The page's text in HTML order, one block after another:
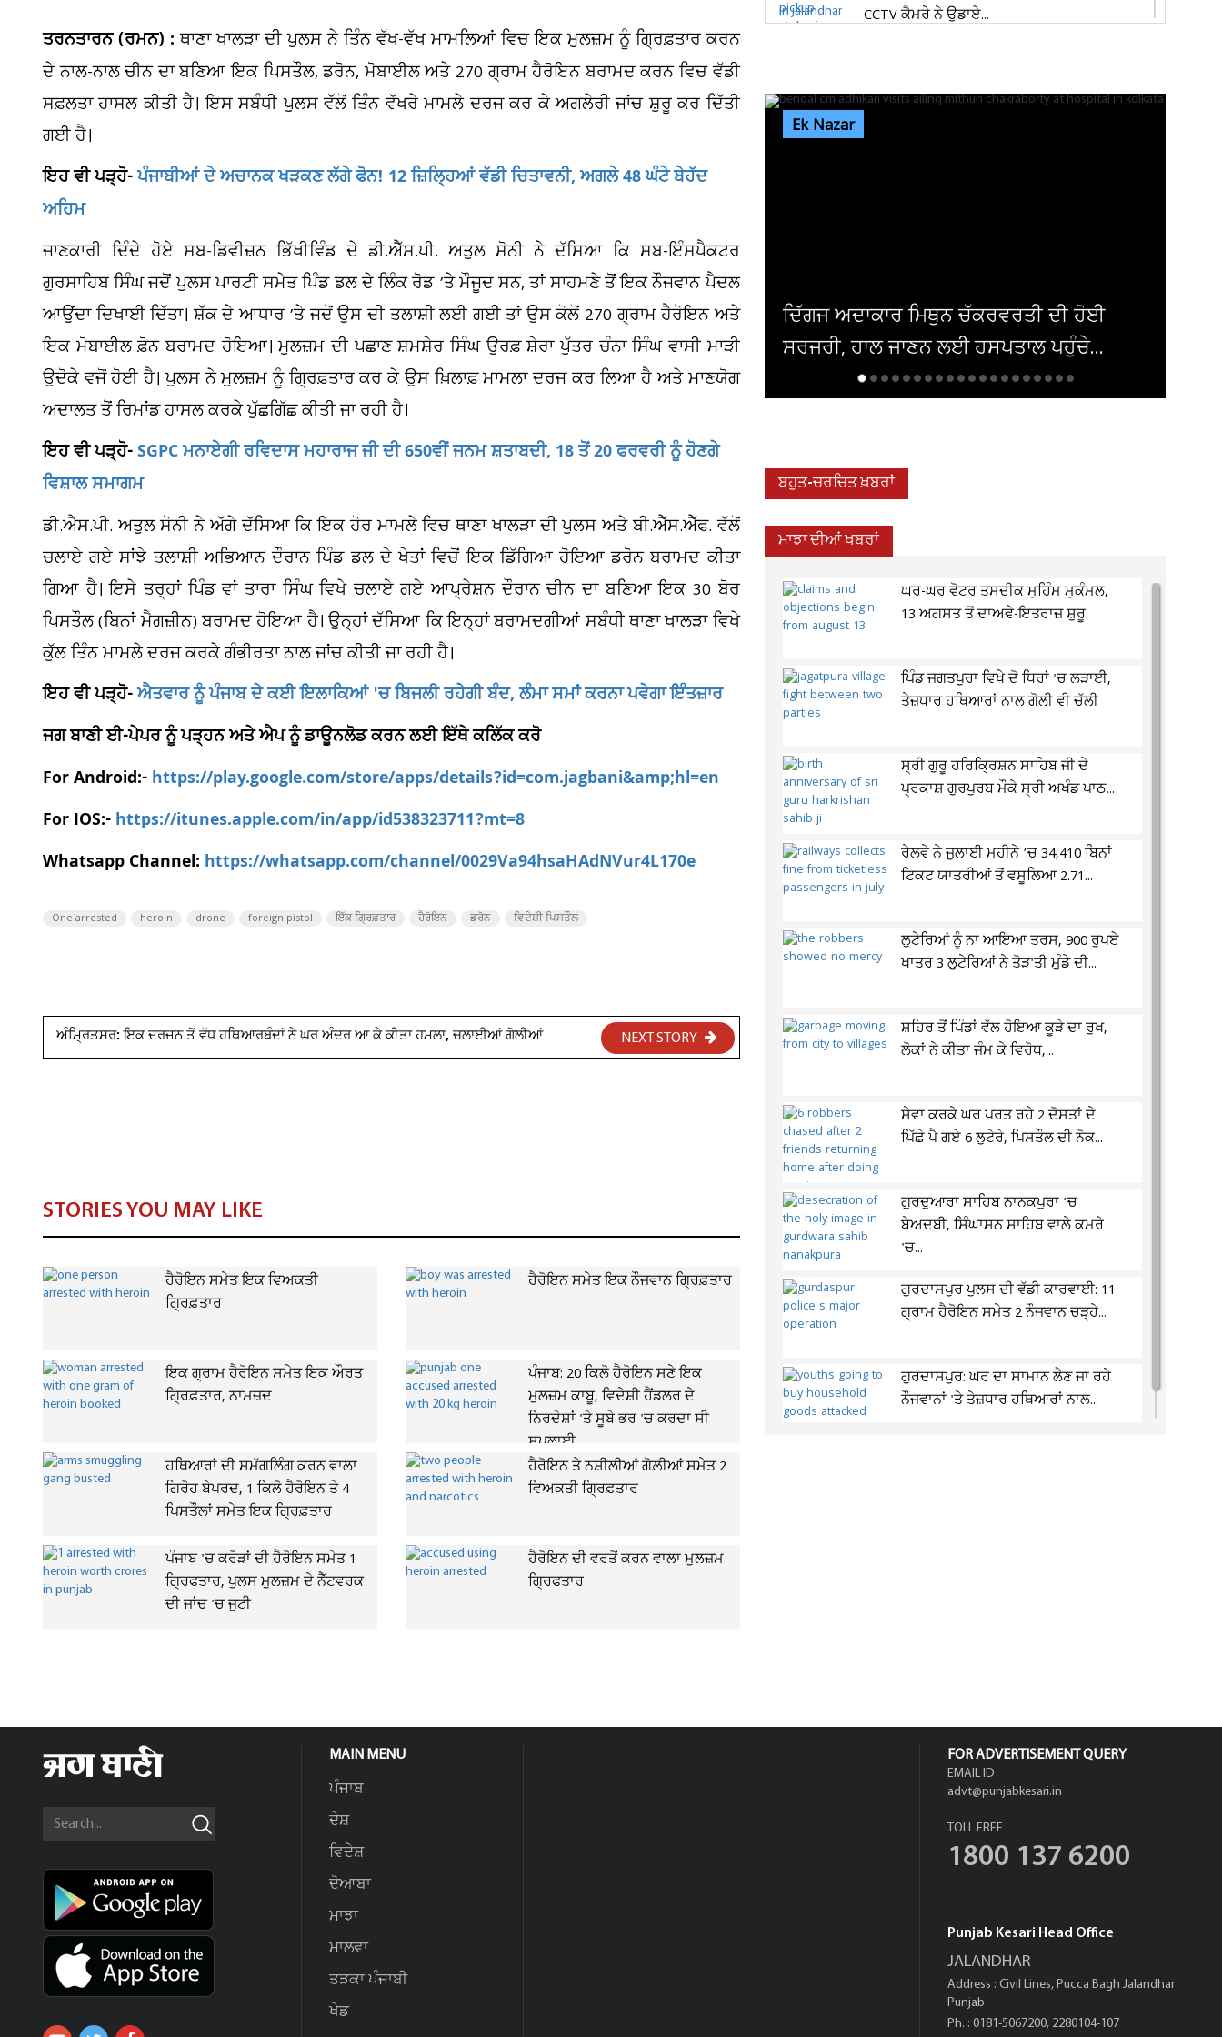
ਤਰਨਤਾਰਨ (ਰਮਨ) :ਥਾਣਾ ਖਾਲੜਾ ਦੀ ਪੁਲਸ ਨੇ ਤਿੰਨ ਵੱਖ-ਵੱਖ ਮਾਮਲਿਆਂ ਵਿਚ ਇਕ ਮੁਲਜ਼ਮ ਨੂੰ ਗ੍ਰਿਫ਼ਤਾਰ ਕਰਨ
ਦੇ ਨਾਲ-ਨਾਲ ਚੀਨ ਦਾ ਬਣਿਆ ਇਕ ਪਿਸਤੌਲ, ਡਰੋਨ, ਮੋਬਾਈਲ ਅਤੇ 270 ਗ੍ਰਾਮ ਹੈਰੋਇਨ ਬਰਾਮਦ ਕਰਨ ਵਿਚ ਵੱਡੀ
ਸਫ਼ਲਤਾ ਹਾਸਲ ਕੀਤੀ ਹੈ। ਇਸ ਸਬੰਧੀ ਪੁਲਸ ਵੱਲੋਂ ਤਿੰਨ ਵੱਖਰੇ ਮਾਮਲੇ ਦਰਜ ਕਰ ਕੇ ਅਗਲੇਰੀ ਜਾਂਚ ਸ਼ੁਰੂ ਕਰ ਦਿੱਤੀ
ਗਈ ਹੈ।
ਇਹ ਵੀ ਪੜ੍ਹੋ-ਪੰਜਾਬੀਆਂ ਦੇ ਅਚਾਨਕ ਖੜਕਣ ਲੱਗੇ ਫੋਨ! 12 ਜ਼ਿਲ੍ਹਿਆਂ ਵੱਡੀ ਚਿਤਾਵਨੀ, ਅਗਲੇ 48 ਘੰਟੇ ਬੇਹੱਦ
ਅਹਿਮ
ਜਾਣਕਾਰੀ ਦਿੰਦੇ ਹੋਏ ਸਬ-ਡਿਵੀਜ਼ਨ ਭਿੱਖੀਵਿੰਡ ਦੇ ਡੀ.ਐੱਸ.ਪੀ. ਅਤੁਲ ਸੋਨੀ ਨੇ ਦੱਸਿਆ ਕਿ ਸਬ-ਇੰਸਪੈਕਟਰ
ਗੁਰਸਾਹਿਬ ਸਿੰਘ ਜਦੋਂ ਪੁਲਸ ਪਾਰਟੀ ਸਮੇਤ ਪਿੰਡ ਡਲ ਦੇ ਲਿੰਕ ਰੋਡ ’ਤੇ ਮੌਜੂਦ ਸਨ, ਤਾਂ ਸਾਹਮਣੇ ਤੋਂ ਇਕ ਨੌਜਵਾਨ ਪੈਦਲ
ਆਉਂਦਾ ਦਿਖਾਈ ਦਿੱਤਾ। ਸ਼ੱਕ ਦੇ ਆਧਾਰ ’ਤੇ ਜਦੋਂ ਉਸ ਦੀ ਤਲਾਸ਼ੀ ਲਈ ਗਈ ਤਾਂ ਉਸ ਕੋਲੋਂ 270 ਗ੍ਰਾਮ ਹੈਰੋਇਨ ਅਤੇ
ਇਕ ਮੋਬਾਈਲ ਫ਼ੋਨ ਬਰਾਮਦ ਹੋਇਆ। ਮੁਲਜ਼ਮ ਦੀ ਪਛਾਣ ਸ਼ਮਸ਼ੇਰ ਸਿੰਘ ਉਰਫ਼ ਸ਼ੇਰਾ ਪੁੱਤਰ ਚੰਨਾ ਸਿੰਘ ਵਾਸੀ ਮਾੜੀ
ਉਦੋਕੇ ਵਜੋਂ ਹੋਈ ਹੈ। ਪੁਲਸ ਨੇ ਮੁਲਜ਼ਮ ਨੂੰ ਗ੍ਰਿਫ਼ਤਾਰ ਕਰ ਕੇ ਉਸ ਖ਼ਿਲਾਫ਼ ਮਾਮਲਾ ਦਰਜ ਕਰ ਲਿਆ ਹੈ ਅਤੇ ਮਾਣਯੋਗ
ਅਦਾਲਤ ਤੋਂ ਰਿਮਾਂਡ ਹਾਸਲ ਕਰਕੇ ਪੁੱਛਗਿੱਛ ਕੀਤੀ ਜਾ ਰਹੀ ਹੈ।
ਇਹ ਵੀ ਪੜ੍ਹੋ-SGPC ਮਨਾਏਗੀ ਰਵਿਦਾਸ ਮਹਾਰਾਜ ਜੀ ਦੀ 650ਵੀਂ ਜਨਮ ਸ਼ਤਾਬਦੀ, 18 ਤੋਂ 20 ਫਰਵਰੀ ਨੂੰ ਹੋਣਗੇ
ਵਿਸ਼ਾਲ ਸਮਾਗਮ
ਡੀ.ਐਸ.ਪੀ. ਅਤੁਲ ਸੋਨੀ ਨੇ ਅੱਗੇ ਦੱਸਿਆ ਕਿ ਇਕ ਹੋਰ ਮਾਮਲੇ ਵਿਚ ਥਾਣਾ ਖਾਲੜਾ ਦੀ ਪੁਲਸ ਅਤੇ ਬੀ.ਐੱਸ.ਐੱਫ. ਵੱਲੋਂ
ਚਲਾਏ ਗਏ ਸਾਂਝੇ ਤਲਾਸ਼ੀ ਅਭਿਆਨ ਦੌਰਾਨ ਪਿੰਡ ਡਲ ਦੇ ਖੇਤਾਂ ਵਿਚੋਂ ਇਕ ਡਿੱਗਿਆ ਹੋਇਆ ਡਰੋਨ ਬਰਾਮਦ ਕੀਤਾ
ਗਿਆ ਹੈ। ਇਸੇ ਤਰ੍ਹਾਂ ਪਿੰਡ ਵਾਂ ਤਾਰਾ ਸਿੰਘ ਵਿਖੇ ਚਲਾਏ ਗਏ ਆਪ੍ਰੇਸ਼ਨ ਦੌਰਾਨ ਚੀਨ ਦਾ ਬਣਿਆ ਇਕ 30 ਬੋਰ
ਪਿਸਤੌਲ (ਬਿਨਾਂ ਮੈਗਜ਼ੀਨ) ਬਰਾਮਦ ਹੋਇਆ ਹੈ। ਉਨ੍ਹਾਂ ਦੱਸਿਆ ਕਿ ਇਨ੍ਹਾਂ ਬਰਾਮਦਗੀਆਂ ਸਬੰਧੀ ਥਾਣਾ ਖਾਲੜਾ ਵਿਖੇ
ਕੁੱਲ ਤਿੰਨ ਮਾਮਲੇ ਦਰਜ ਕਰਕੇ ਗੰਭੀਰਤਾ ਨਾਲ ਜਾਂਚ ਕੀਤੀ ਜਾ ਰਹੀ ਹੈ।
ਇਹ ਵੀ ਪੜ੍ਹੋ-ਐਤਵਾਰ ਨੂੰ ਪੰਜਾਬ ਦੇ ਕਈ ਇਲਾਕਿਆਂ 'ਚ ਬਿਜਲੀ ਰਹੇਗੀ ਬੰਦ, ਲੰਮਾ ਸਮਾਂ ਕਰਨਾ ਪਵੇਗਾ ਇੰਤਜ਼ਾਰ
ਜਗ ਬਾਣੀ ਈ-ਪੇਪਰ ਨੂੰ ਪੜ੍ਹਨ ਅਤੇ ਐਪ ਨੂੰ ਡਾਊਨਲੋਡ ਕਰਨ ਲਈ ਇੱਥੇ ਕਲਿੱਕ ਕਰੋ
For Android:-https://play.google.com/store/apps/details?id=com.jagbani&amp;hl=en
For IOS:-https://itunes.apple.com/in/app/id538323711?mt=8
Whatsapp Channel: https://whatsapp.com/channel/0029Va94hsaHAdNVur4L170e
One arrested heroin drone foreign pistol ਇੱਕ ਗ੍ਰਿਫ਼ਤਾਰ ਹੈਰੋਇਨ ਡਰੋਨ ਵਿਦੇਸ਼ੀ ਪਿਸਤੌਲ
ਅੰਮ੍ਰਿਤਸਰ: ਇਕ ਦਰਜਨ ਤੋਂ ਵੱਧ ਹਥਿਆਰਬੰਦਾਂ ਨੇ ਘਰ ਅੰਦਰ ਆ ਕੇ ਕੀਤਾ ਹਮਲਾ, ਚਲਾਈਆਂ ਗੋਲੀਆਂ NEXT STORY
STORIES YOU MAY LIKE
ਹੈਰੋਇਨ ਸਮੇਤ ਇਕ ਵਿਅਕਤੀ
ਗ੍ਰਿਫ਼ਤਾਰ
ਹੈਰੋਇਨ ਸਮੇਤ ਇਕ ਨੌਜਵਾਨ ਗ੍ਰਿਫ਼ਤਾਰ
ਇਕ ਗ੍ਰਾਮ ਹੈਰੋਇਨ ਸਮੇਤ ਇਕ ਔਰਤ
ਗ੍ਰਿਫ਼ਤਾਰ, ਨਾਮਜ਼ਦ
ਪੰਜਾਬ: 20 ਕਿਲੋ ਹੈਰੋਇਨ ਸਣੇ ਇਕ
ਮੁਲਜ਼ਮ ਕਾਬੂ, ਵਿਦੇਸ਼ੀ ਹੈਂਡਲਰ ਦੇ
ਨਿਰਦੇਸ਼ਾਂ 'ਤੇ ਸੂਬੇ ਭਰ 'ਚ ਕਰਦਾ ਸੀ
ਸਪਲਾਈ
ਹਥਿਆਰਾਂ ਦੀ ਸਮੱਗਲਿੰਗ ਕਰਨ ਵਾਲਾ
ਗਿਰੋਹ ਬੇਪਰਦ, 1 ਕਿਲੋ ਹੈਰੋਇਨ ਤੇ 4
ਪਿਸਤੌਲਾਂ ਸਮੇਤ ਇਕ ਗ੍ਰਿਫ਼ਤਾਰ
ਹੈਰੋਇਨ ਤੇ ਨਸ਼ੀਲੀਆਂ ਗੋਲ਼ੀਆਂ ਸਮੇਤ 2
ਵਿਅਕਤੀ ਗ੍ਰਿਫ਼ਤਾਰ
ਪੰਜਾਬ 'ਚ ਕਰੋੜਾਂ ਦੀ ਹੈਰੋਇਨ ਸਮੇਤ 1
ਗ੍ਰਿਫਤਾਰ, ਪੁਲਸ ਮੁਲਜ਼ਮ ਦੇ ਨੈੱਟਵਰਕ
ਦੀ ਜਾਂਚ 'ਚ ਜੁਟੀ
ਹੈਰੋਇਨ ਦੀ ਵਰਤੋਂ ਕਰਨ ਵਾਲਾ ਮੁਲਜ਼ਮ
ਗ੍ਰਿਫਤਾਰ
CCTV ਕੈਮਰੇ ਨੇ ਉਡਾਏ...
Ek Nazar
ਦਿੱਗਜ ਅਦਾਕਾਰ ਮਿਥੁਨ ਚੱਕਰਵਰਤੀ ਦੀ ਹੋਈ
ਸਰਜਰੀ, ਹਾਲ ਜਾਣਨ ਲਈ ਹਸਪਤਾਲ ਪਹੁੰਚੇ...
ਦਮਿਸ਼ਕ 'ਚ ਬੰਬ ਧਮਾਕਾ, 14 ਲੋਕ ਜ਼ਖਮੀ
ਬਹੁਤ-ਚਰਚਿਤ ਖ਼ਬਰਾਂ
ਮਾਝਾ ਦੀਆਂ ਖਬਰਾਂ
ਘਰ-ਘਰ ਵੋਟਰ ਤਸਦੀਕ ਮੁਹਿੰਮ ਮੁਕੰਮਲ,
13 ਅਗਸਤ ਤੋਂ ਦਾਅਵੇ-ਇਤਰਾਜ਼ ਸ਼ੁਰੂ
ਪਿੰਡ ਜਗਤਪੁਰਾ ਵਿਖੇ ਦੋ ਧਿਰਾਂ 'ਚ ਲੜਾਈ,
ਤੇਜ਼ਧਾਰ ਹਥਿਆਰਾਂ ਨਾਲ ਗੋਲੀ ਵੀ ਚੱਲੀ
ਸ੍ਰੀ ਗੁਰੂ ਹਰਿਕ੍ਰਿਸ਼ਨ ਸਾਹਿਬ ਜੀ ਦੇ
ਪ੍ਰਕਾਸ਼ ਗੁਰਪੁਰਬ ਮੌਕੇ ਸ੍ਰੀ ਅਖੰਡ ਪਾਠ...
ਰੇਲਵੇ ਨੇ ਜੁਲਾਈ ਮਹੀਨੇ ’ਚ 34,410 ਬਿਨਾਂ
ਟਿਕਟ ਯਾਤਰੀਆਂ ਤੋਂ ਵਸੂਲਿਆ 2.71...
ਲੁਟੇਰਿਆਂ ਨੂੰ ਨਾ ਆਇਆ ਤਰਸ, 900 ਰੁਪਏ
ਖਾਤਰ 3 ਲੁਟੇਰਿਆਂ ਨੇ ਤੋੜ'ਤੀ ਮੁੰਡੇ ਦੀ...
ਸ਼ਹਿਰ ਤੋਂ ਪਿੰਡਾਂ ਵੱਲ ਹੋਇਆ ਕੂੜੇ ਦਾ ਰੁਖ,
ਲੋਕਾਂ ਨੇ ਕੀਤਾ ਜੰਮ ਕੇ ਵਿਰੋਧ,...
ਸੇਵਾ ਕਰਕੇ ਘਰ ਪਰਤ ਰਹੇ 2 ਦੋਸਤਾਂ ਦੇ
ਪਿੱਛੇ ਪੈ ਗਏ 6 ਲੁਟੇਰੇ, ਪਿਸਤੌਲ ਦੀ ਨੋਕ...
ਗੁਰਦੁਆਰਾ ਸਾਹਿਬ ਨਾਨਕਪੁਰਾ ’ਚ
ਬੇਅਦਬੀ, ਸਿੰਘਾਸਨ ਸਾਹਿਬ ਵਾਲੇ ਕਮਰੇ
'ਚ...
ਗੁਰਦਾਸਪੁਰ ਪੁਲਸ ਦੀ ਵੱਡੀ ਕਾਰਵਾਈ: 11
ਗ੍ਰਾਮ ਹੈਰੋਇਨ ਸਮੇਤ 2 ਨੌਜਵਾਨ ਚੜ੍ਹੇ...
ਗੁਰਦਾਸਪੁਰ: ਘਰ ਦਾ ਸਾਮਾਨ ਲੈਣ ਜਾ ਰਹੇ
ਨੌਜਵਾਨਾਂ 'ਤੇ ਤੇਜ਼ਧਾਰ ਹਥਿਆਰਾਂ ਨਾਲ...
MAIN MENU
ਪੰਜਾਬ
ਦੇਸ਼
ਵਿਦੇਸ਼
ਦੋਆਬਾ
ਮਾਝਾ
ਮਾਲਵਾ
ਤੜਕਾ ਪੰਜਾਬੀ
ਖੇਡ
FOR ADVERTISEMENT QUERY
EMAIL ID
advt@punjabkesari.in
TOLL FREE
1800 137 6200
Punjab Kesari Head Office
JALANDHAR
Address : Civil Lines, Pucca Bagh Jalandhar
Punjab
Ph. : 0181-5067200, 2280104-107